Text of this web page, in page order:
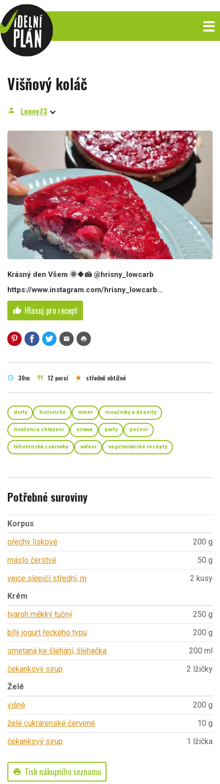
Višňový koláč
person Lenny73
Krásný den Všem 🌞🍀🍰 @hrisny_lowcarb
https://www.instagram.com/hrisny_lowcarb...
thumb_up Hlasuj pro recept
mail print
schedule 30m restaurant 12 porcí star středně obtížné
dorty historické mixér moučníky a dezerty
mražení a chlazení oslava párty pečení
těhotenská cukrovka vaření vegetariánské recepty
Potřebné suroviny
Korpus
ořechy lískové
200 g
máslo čerstvé
50 g
vejce slepičí střední, m
2 kusy
Krém
tvaroh měkký tučný
250 g
bílý jogurt řeckého typu
200 g
smetana ke šlehání, šlehačka
200 ml
čekankový sirup
2 lžičky
Želé
višně
200 g
želé cukrárenské červené
10 g
čekankový sirup
1 lžička
print Tisk nákupního seznamu